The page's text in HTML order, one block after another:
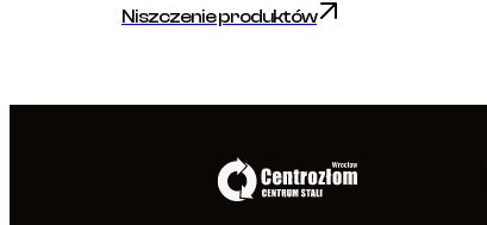
Niszczenie produktów